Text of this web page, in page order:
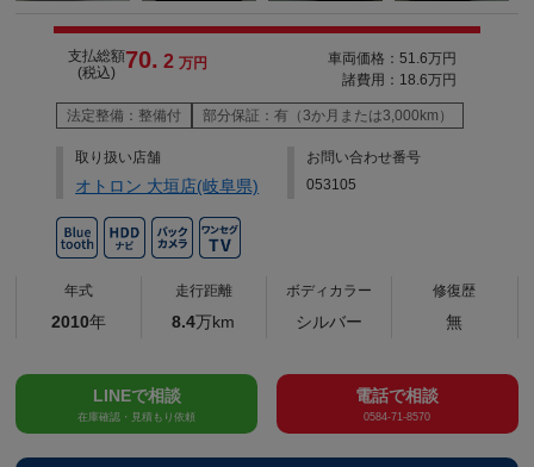
支払総額
(税込)
70. 2 万円
車両価格：51.6万円
諸費用：18.6万円
法定整備：整備付 部分保証：有（3か月または3,000km）
取り扱い店舗
オトロン 大垣店(岐阜県)
お問い合わせ番号
053105
年式
2010年
走行距離
8.4万km
ボディカラー
シルバー
修復歴
無
LINEで相談
在庫確認・見積もり依頼
電話で相談
0584-71-8570